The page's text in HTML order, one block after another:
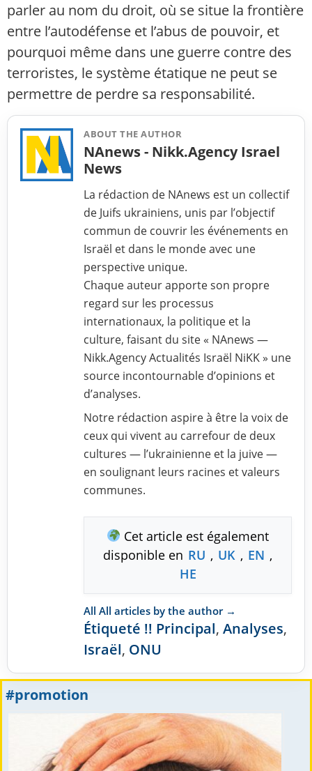
parler au nom du droit, où se situe la frontière
entre l’autodéfense et l’abus de pouvoir, et
pourquoi même dans une guerre contre des
terroristes, le système étatique ne peut se
permettre de perdre sa responsabilité.
ABOUT THE AUTHOR
NAnews - Nikk.Agency Israel
News
La rédaction de NAnews est un collectif
de Juifs ukrainiens, unis par l’objectif
commun de couvrir les événements en
Israël et dans le monde avec une
perspective unique.
Chaque auteur apporte son propre
regard sur les processus
internationaux, la politique et la
culture, faisant du site « NAnews —
Nikk.Agency Actualités Israël NiKK » une
source incontournable d’opinions et
d’analyses.
Notre rédaction aspire à être la voix de
ceux qui vivent au carrefour de deux
cultures — l’ukrainienne et la juive —
en soulignant leurs racines et valeurs
communes.
Cet article est également
disponible en RU , UK , EN ,
HE
All All articles by the author →
Étiqueté !! Principal, Analyses,
Israël, ONU
#promotion